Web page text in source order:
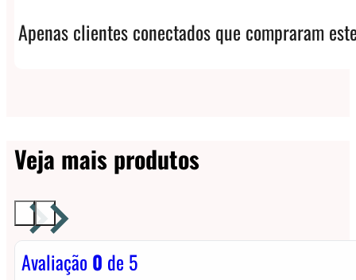
Apenas clientes conectados que compraram
Veja mais produtos
Avaliação0 de 5